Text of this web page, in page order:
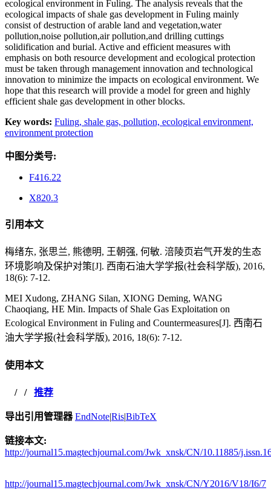
ecological environment in Fuling. The analysis reveals that the
ecological impacts of shale gas development in Fuling mainly
consist of destruction of arable land and vegetation,water
pollution,noise pollution,air pollution,and drilling cuttings
solidification and burial. Active and efficient measures with
emphasis on both resource development and ecological protection
must be taken through management innovation and technological
innovation to minimize the impacts on ecological environment. We
hope that this research will provide a model for green and highly
efficient shale gas development in other blocks.
Key words: Fuling, shale gas, pollution, ecological environment,
environment protection
中图分类号:
F416.22
X820.3
引用本文
梅绪东, 张思兰, 熊德明, 王朝强, 何敏. 涪陵页岩气开发的生态
环境影响及保护对策[J]. 西南石油大学学报(社会科学版), 2016,
18(6): 7-12.
MEI Xudong, ZHANG Silan, XIONG Deming, WANG
Chaoqiang, HE Min. Impacts of Shale Gas Exploitation on
Ecological Environment in Fuling and Countermeasures[J]. 西南石
油大学学报(社会科学版), 2016, 18(6): 7-12.
使用本文
/ / 推荐
导出引用管理器 EndNote|Ris|BibTeX
链接本文:
http://journal15.magtechjournal.com/Jwk_xnsk/CN/10.11885/
http://journal15.magtechjournal.com/Jwk_xnsk/CN/Y2016/V18/I6/7